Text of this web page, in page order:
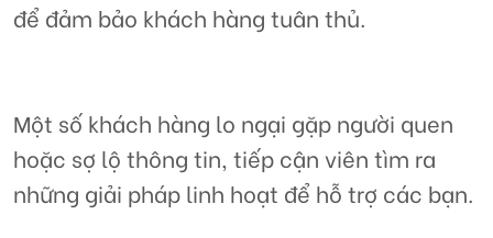
để đảm bảo khách hàng tuân thủ.
Một số khách hàng lo ngại gặp người quen
hoặc sợ lộ thông tin, tiếp cận viên tìm ra
những giải pháp linh hoạt để hỗ trợ các bạn.